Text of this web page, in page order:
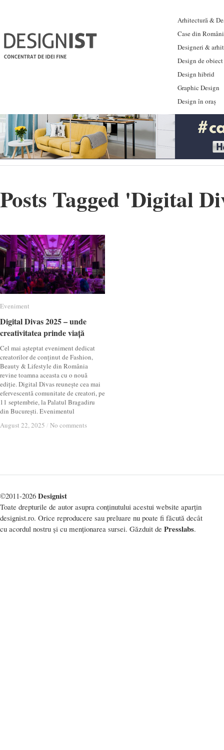
Arhitectură &
Case din
Designeri &
Design de obiect
Design hibrid
Graphic Design
Design în oraș
Posts Tagged 'Digital
Eveniment
Digital Divas 2025 – unde
creativitatea prinde viață
Cel mai așteptat eveniment dedicat
creatorilor de conținut de Fashion,
Beauty & Lifestyle din România
revine toamna aceasta cu o nouă
ediție. Digital Divas reunește cea mai
efervescentă comunitate de creatori, pe
11 septembrie, la Palatul Bragadiru
din București. Evenimentul
August 22, 2025 / No comments
Eveniment
Digital Divas 2025 – unde
creativitatea prinde viață
August 22, 2025 / No comments
©2011-2026 Designist
Toate drepturile de autor asupra conținutului acestui website aparțin
designist.ro. Orice reproducere sau preluare nu poate fi făcută decât
cu acordul nostru și cu menționarea sursei. Găzduit de Presslabs.